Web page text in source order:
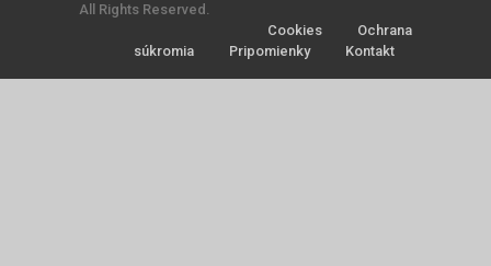
All Rights Reserved.
Cookies
Ochrana
súkromia
Pripomienky Kontakt